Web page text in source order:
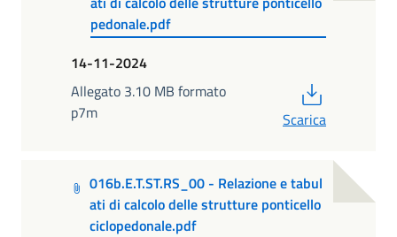
pedonale.pdf
14-11-2024
Allegato 3.10 MB formato
p7m
Scarica
016b.E.T.ST.RS_00 - Relazione e tabul
ati di calcolo delle strutture ponticello
ciclopedonale.pdf